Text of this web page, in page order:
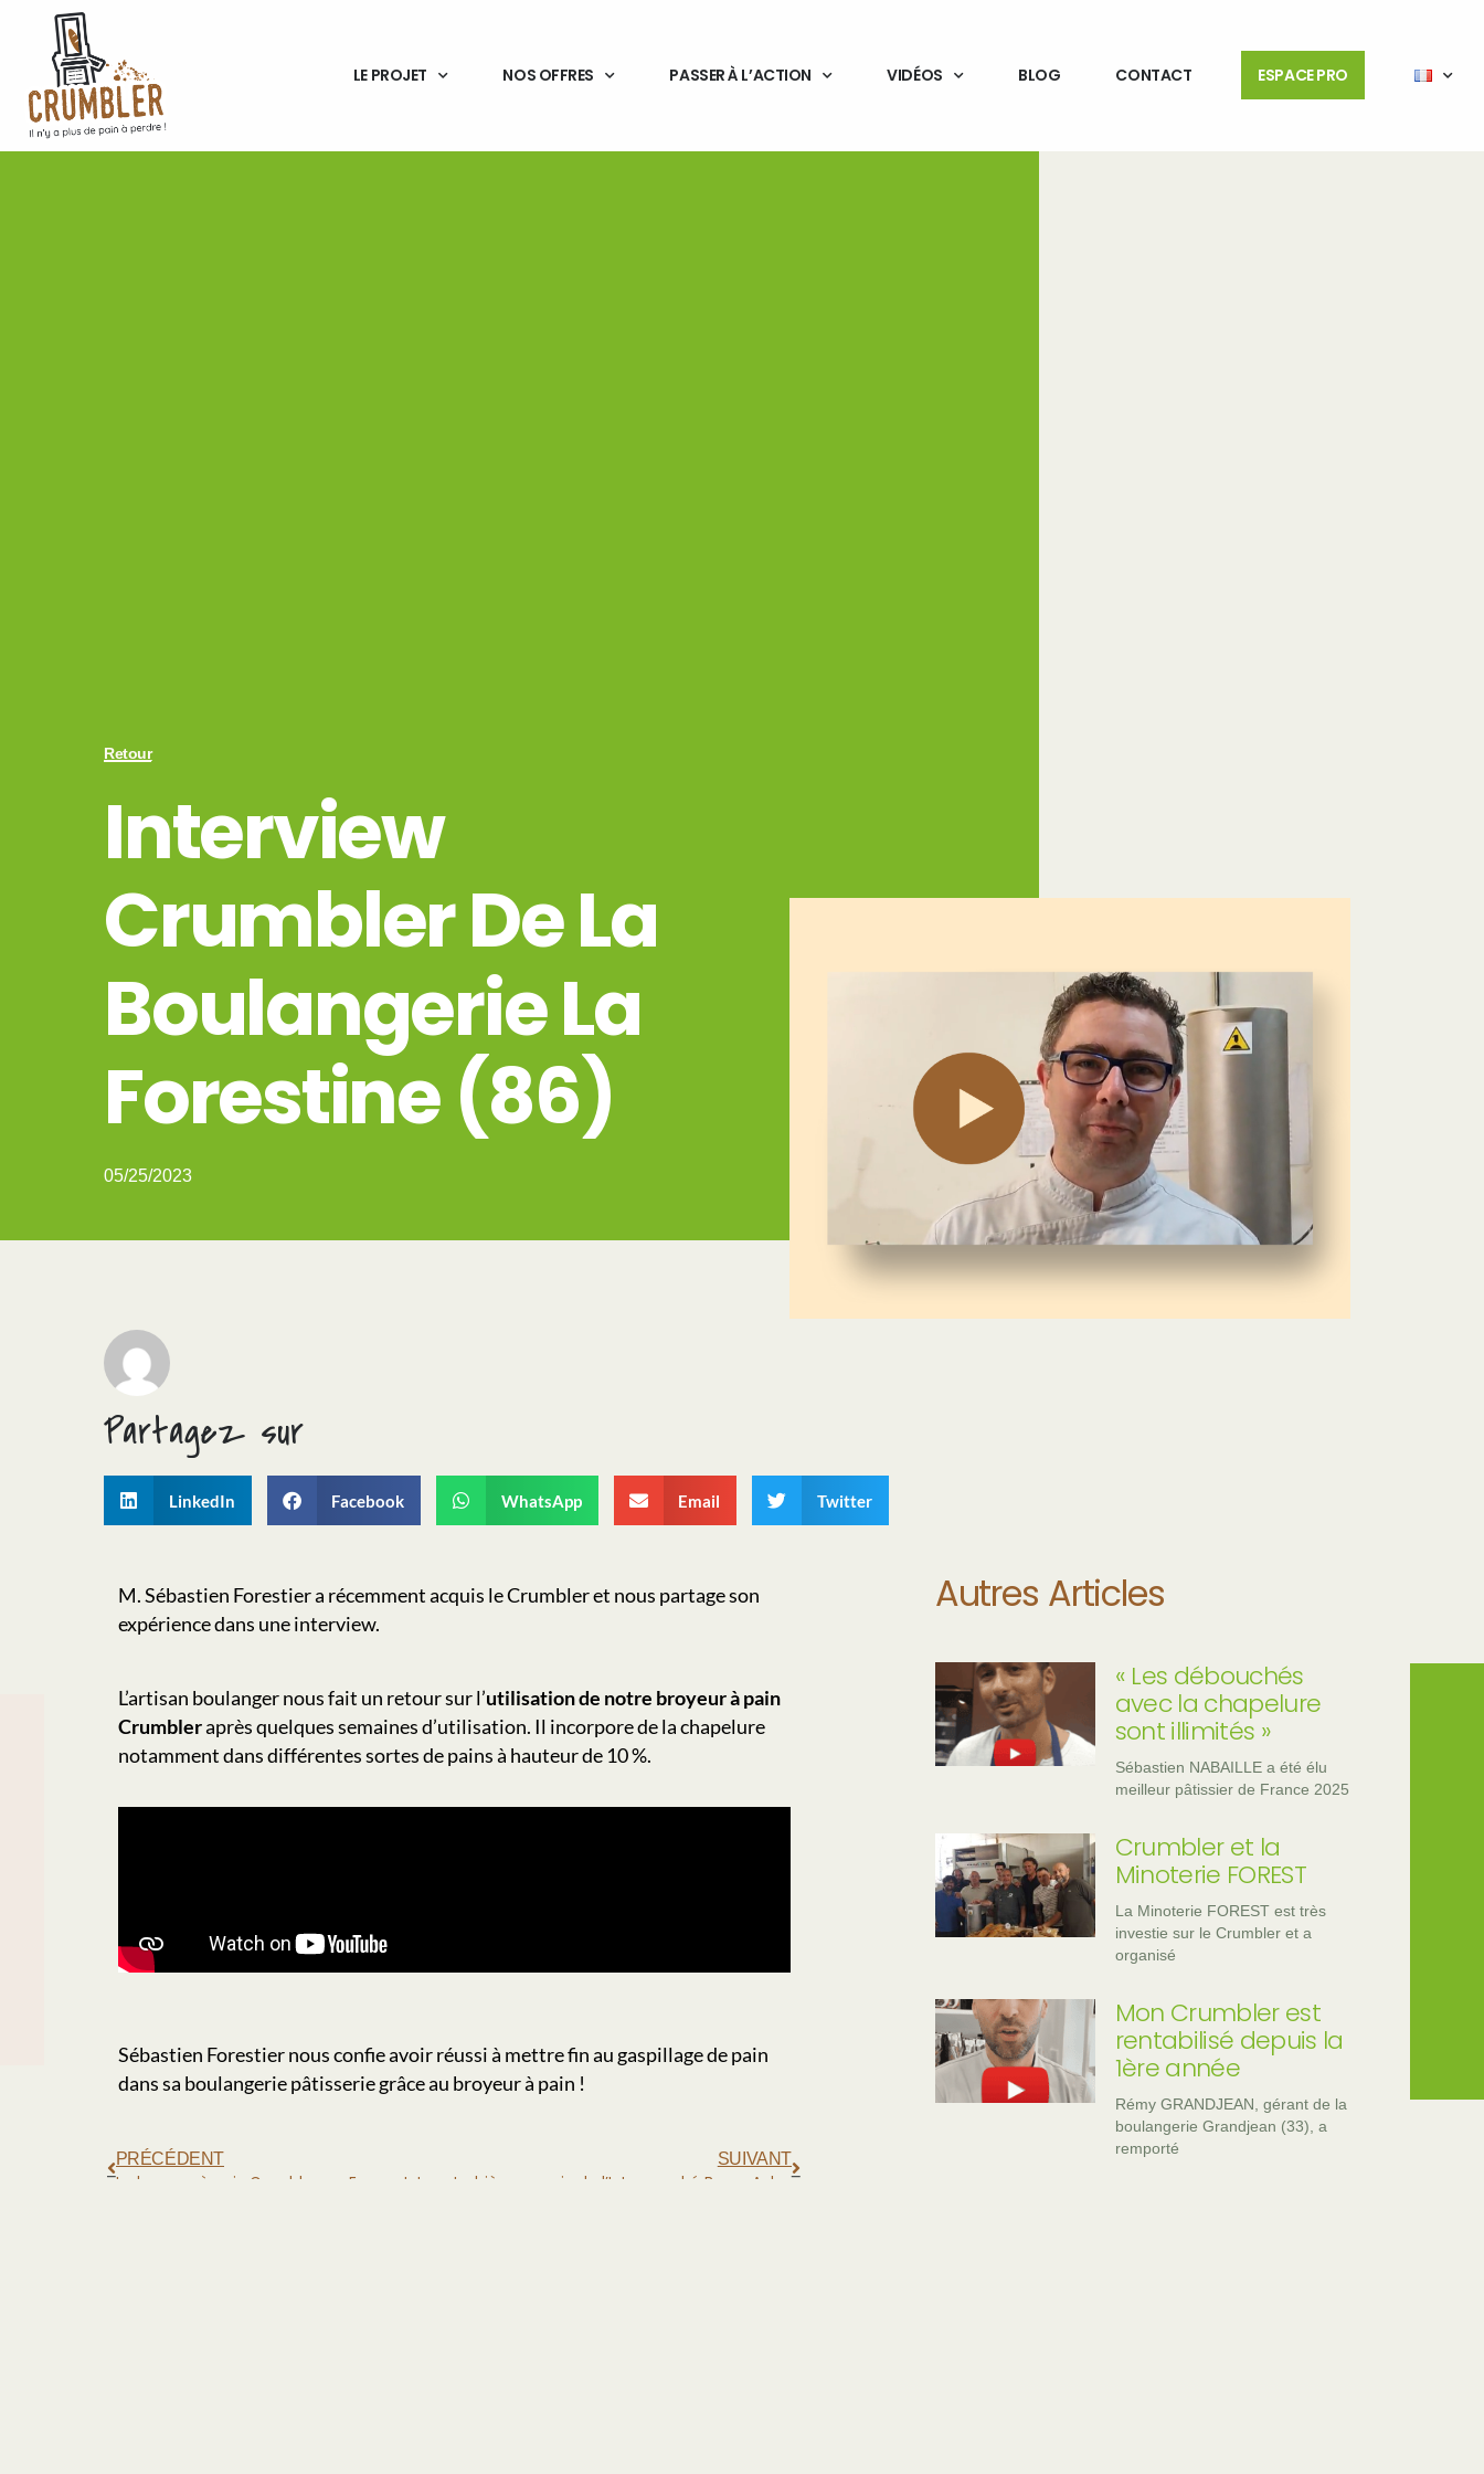
LE PROJET NOS OFFRES PASSER À L’ACTION VIDÉOS BLOG CONTACT ESPACE PRO
Retour
Interview
Crumbler De La
Boulangerie La
Forestine (86)
05/25/2023
Partagez sur
LinkedIn Facebook WhatsApp Email Twitter
M. Sébastien Forestier a récemment acquis le Crumbler et nous partage son
expérience dans une interview.
L’artisan boulanger nous fait un retour sur l’utilisation de notre broyeur à pain
Crumbleraprès quelques semaines d’utilisation. Il incorpore de la chapelure
notamment dans différentes sortes de pains à hauteur de 10 %.
Sébastien Forestier nous confie avoir réussi à mettre fin au gaspillage de pain
dans sa boulangerie pâtisserie grâce au broyeur à pain !
PRÉCÉDENT
Le broyeur à pain Crumbler sur France Inter
SUIVANT
Autres Articles
« Les débouchés
avec la chapelure
sont illimités »
Sébastien NABAILLE a été élu
meilleur pâtissier de France 2025
Crumbler et la
Minoterie FOREST
La Minoterie FOREST est très
investie sur le Crumbler et a
organisé
Mon Crumbler est
rentabilisé depuis la
1ère année
Rémy GRANDJEAN, gérant de la
boulangerie Grandjean (33), a
remporté